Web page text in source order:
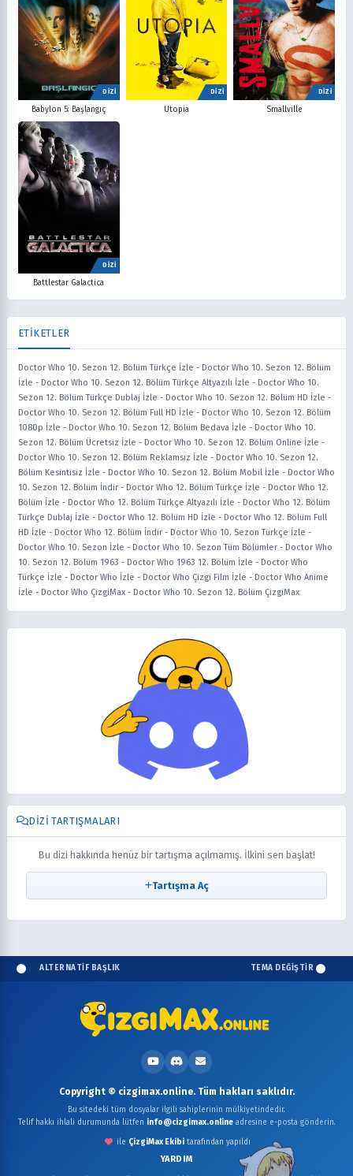
DİZİ
Babylon 5: Başlangıç
DİZİ
Utopia
DİZİ
Smallville
DİZİ
Battlestar Galactica
ETİKETLER
Doctor Who 10. Sezon 12. Bölüm Türkçe İzle - Doctor Who 10. Sezon 12. Bölüm
İzle - Doctor Who 10. Sezon 12. Bölüm Türkçe Altyazılı İzle - Doctor Who 10.
Sezon 12. Bölüm Türkçe Dublaj İzle - Doctor Who 10. Sezon 12. Bölüm HD İzle -
Doctor Who 10. Sezon 12. Bölüm Full HD İzle - Doctor Who 10. Sezon 12. Bölüm
1080p İzle - Doctor Who 10. Sezon 12. Bölüm Bedava İzle - Doctor Who 10.
Sezon 12. Bölüm Ücretsiz İzle - Doctor Who 10. Sezon 12. Bölüm Online İzle -
Doctor Who 10. Sezon 12. Bölüm Reklamsız İzle - Doctor Who 10. Sezon 12.
Bölüm Kesintisiz İzle - Doctor Who 10. Sezon 12. Bölüm Mobil İzle - Doctor Who
10. Sezon 12. Bölüm İndir - Doctor Who 12. Bölüm Türkçe İzle - Doctor Who 12.
Bölüm İzle - Doctor Who 12. Bölüm Türkçe Altyazılı İzle - Doctor Who 12. Bölüm
Türkçe Dublaj İzle - Doctor Who 12. Bölüm HD İzle - Doctor Who 12. Bölüm Full
HD İzle - Doctor Who 12. Bölüm İndir - Doctor Who 10. Sezon Türkçe İzle -
Doctor Who 10. Sezon İzle - Doctor Who 10. Sezon Tüm Bölümler - Doctor Who
10. Sezon 12. Bölüm 1963 - Doctor Who 1963 12. Bölüm İzle - Doctor Who
Türkçe İzle - Doctor Who İzle - Doctor Who Çizgi Film İzle - Doctor Who Anime
İzle - Doctor Who ÇizgiMax - Doctor Who 10. Sezon 12. Bölüm ÇizgiMax
DIZI TARTIŞMALARI
Bu dizi hakkında henüz bir tartışma açılmamış. İlkini sen başlat!
Tartışma Aç
ALTERNATİF BAŞLIK TEMA DEĞİŞTİR
YARDIM
Copyright © cizgimax.online. Tüm hakları saklıdır.
Bu sitedeki tüm dosyalar ilgili sahiplerinin mülkiyetindedir.
Telif hakkı ihlali durumunda lütfen info@cizgimax.onlineadresine e-posta gönderin.
ile ÇizgiMax Ekibitarafından yapıldı